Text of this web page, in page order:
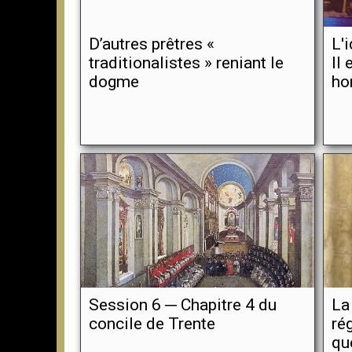
D’autres prêtres «
traditionalistes » reniant le
dogme
II
Session 6 ─ Chapitre 4 du
concile de Trente